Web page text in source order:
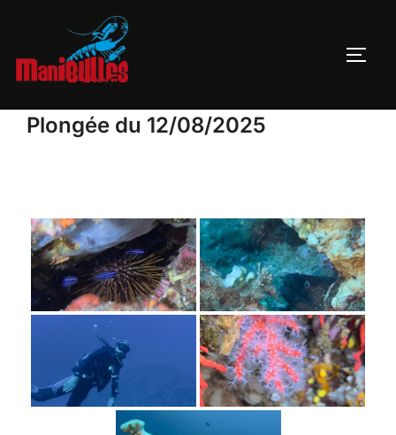
Plongée du 12/08/2025